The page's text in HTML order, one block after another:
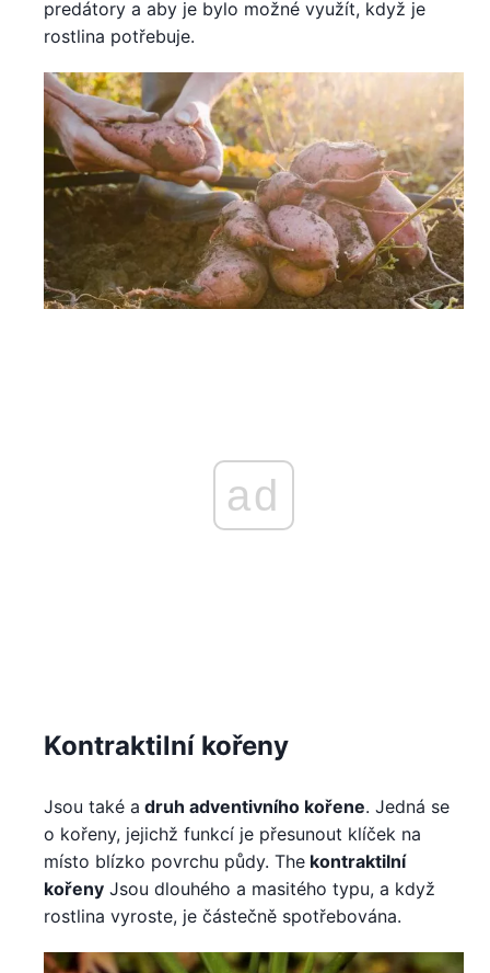
predátory a aby je bylo možné využít, když je
rostlina potřebuje.
ad
Kontraktilní kořeny
Jsou také a druh adventivního kořene. Jedná se
o kořeny, jejichž funkcí je přesunout klíček na
místo blízko povrchu půdy. The kontraktilní
kořeny Jsou dlouhého a masitého typu, a když
rostlina vyroste, je částečně spotřebována.